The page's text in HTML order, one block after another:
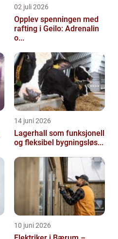
02 juli 2026
Opplev spenningen med
rafting i Geilo: Adrenalin
o...
14 juni 2026
Lagerhall som funksjonell
og fleksibel bygningsløs...
10 juni 2026